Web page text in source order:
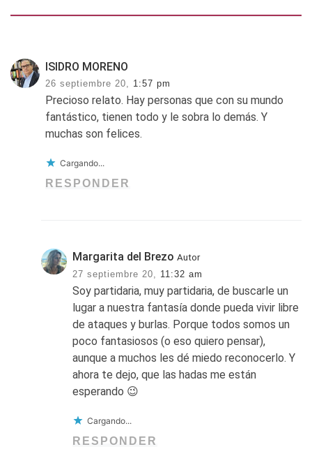
ISIDRO MORENO
26 septiembre 20, 1:57 pm
Precioso relato. Hay personas que con su mundo
fantástico, tienen todo y le sobra lo demás. Y
muchas son felices.
Cargando...
RESPONDER
Margarita del Brezo Autor
27 septiembre 20,
11:32 am
Soy partidaria, muy partidaria, de buscarle un
lugar a nuestra fantasía donde pueda vivir libre
de ataques y burlas. Porque todos somos un
poco fantasiosos (o eso quiero pensar),
aunque a muchos les dé miedo reconocerlo. Y
ahora te dejo, que las hadas me están
esperando 😉
Cargando...
RESPONDER